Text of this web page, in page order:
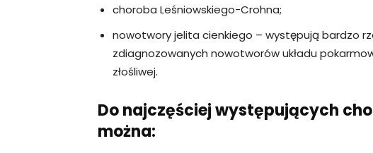
choroba Leśniowskiego-Crohna;
nowotwory jelita cienkiego – występują bardzo
zdiagnozowanych nowotworów układu
złośliwej.
Do najczęściej występujących
można: